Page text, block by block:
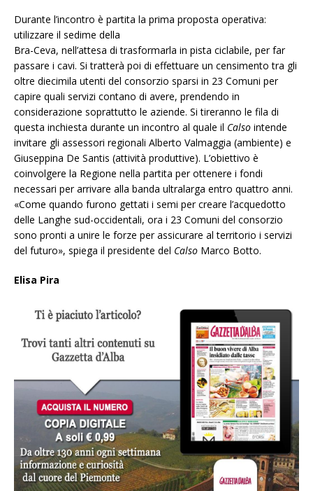
Durante l’incontro è partita la prima proposta operativa:
utilizzare il sedime della
Bra-Ceva, nell’attesa di trasformarla in pista ciclabile, per far
passare i cavi. Si tratterà poi di effettuare un censimento tra gli
oltre diecimila utenti del consorzio sparsi in 23 Comuni per
capire quali servizi contano di avere, prendendo in
considerazione soprattutto le aziende. Si tireranno le fila di
questa inchiesta durante un incontro al quale il Calso intende
invitare gli assessori regionali Alberto Valmaggia (ambiente) e
Giuseppina De Santis (attività produttive). L’obiettivo è
coinvolgere la Regione nella partita per ottenere i fondi
necessari per arrivare alla banda ultralarga entro quattro anni.
«Come quando furono gettati i semi per creare l’acquedotto
delle Langhe sud-occidentali, ora i 23 Comuni del consorzio
sono pronti a unire le forze per assicurare al territorio i servizi
del futuro», spiega il presidente del Calso Marco Botto.
Elisa Pira